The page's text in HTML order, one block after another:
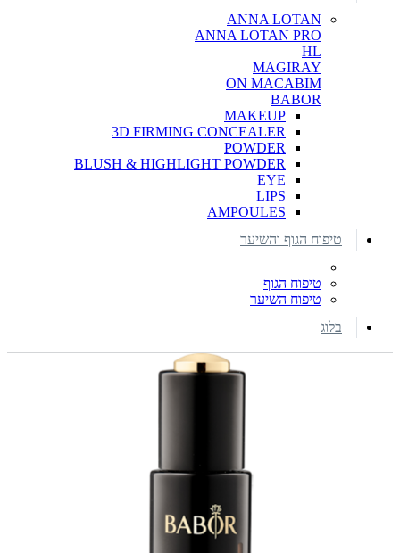
ANNA LOTAN
ANNA LOTAN PRO
HL
MAGIRAY
ON MACABIM
BABOR
MAKEUP
3D FIRMING CONCEALER
POWDER
BLUSH & HIGHLIGHT POWDER
EYE
LIPS
AMPOULES
טיפוח הגוף והשיער
טיפוח הגוף
טיפוח השיער
בלוג